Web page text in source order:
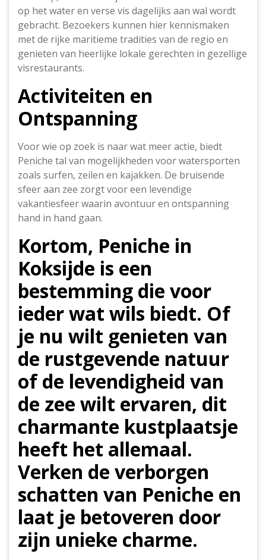
op het water en verse vis dagelijks aan wal wordt
gebracht. Bezoekers kunnen hier kennismaken
met de rijke maritieme tradities van de regio en
genieten van heerlijke lokale gerechten in gezellige
visrestaurants.
Activiteiten en
Ontspanning
Voor wie op zoek is naar wat meer actie, biedt
Peniche tal van mogelijkheden voor watersporten
zoals surfen, zeilen en kajakken. De bruisende
sfeer aan zee zorgt voor een levendige
vakantiesfeer waarin avontuur en ontspanning
hand in hand gaan.
Kortom, Peniche in
Koksijde is een
bestemming die voor
ieder wat wils biedt. Of
je nu wilt genieten van
de rustgevende natuur
of de levendigheid van
de zee wilt ervaren, dit
charmante kustplaatsje
heeft het allemaal.
Verken de verborgen
schatten van Peniche en
laat je betoveren door
zijn unieke charme.